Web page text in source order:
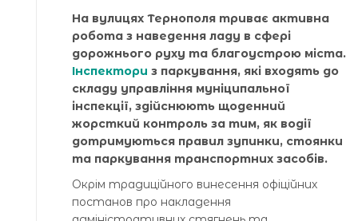
На вулицях Тернополя триває активна
робота з наведення ладу в сфері
дорожнього руху та благоустрою міста.
Інспектори з паркування, які входять до
складу управління муніципальної
інспекції, здійснюють щоденний
жорсткий контроль за тим, як водії
дотримуються правил зупинки, стоянки
та паркування транспортних засобів.
Окрім традиційного винесення офіційних
постанов про накладення